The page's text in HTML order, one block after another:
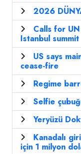
2026
Calls for
Istanbul summit
US says
cease-fire
Regime
Selfie
Yeryüzü
Kanadalı
için 1 milyon